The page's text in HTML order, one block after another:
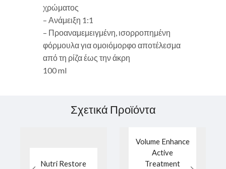
χρώματος
– Ανάμειξη 1:1
– Προαναμεμειγμένη, ισορροπημένη
φόρμουλα για ομοιόμορφο αποτέλεσμα
από τη ρίζα έως την άκρη
100 ml
Σχετικά Προϊόντα
Nutri Restore
Volume Enhance
Active
Treatment